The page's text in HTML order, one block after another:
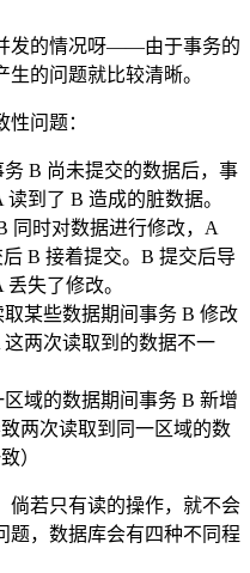
发的情况呀——由于事务的
的问题就比较清晰。
问题：
B 尚未提交的数据后，事
到了 B 造成的脏数据。
同时对数据进行修改，A
B 接着提交。B 提交后导
失了修改。
某些数据期间事务 B 修改
两次读取到的数据不一
域的数据期间事务 B 新增
两次读取到同一区域的数
）
倘若只有读的操作，就不会
，数据库会有四种不同程